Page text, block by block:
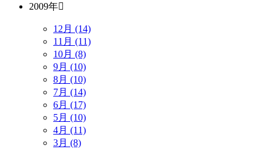
2009年
12月 (14)
11月 (11)
10月 (8)
9月 (10)
8月 (10)
7月 (14)
6月 (17)
5月 (10)
4月 (11)
3月 (8)